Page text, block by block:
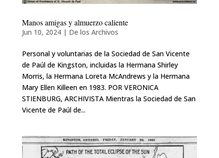
Manos amigas y almuerzo caliente
Jun 10, 2024| De los Archivos
Personal y voluntarias de la Sociedad de San Vicente
de Paúl de Kingston, incluidas la Hermana Shirley
Morris, la Hermana Loreta McAndrews y la Hermana
Mary Ellen Killeen en 1983. POR VERONICA
STIENBURG, ARCHIVISTA Mientras la Sociedad de San
Vicente de Paúl de...